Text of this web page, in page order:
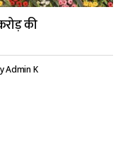
की
Admin K